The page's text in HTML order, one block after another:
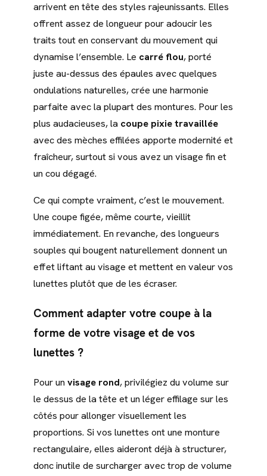
arrivent en tête des styles rajeunissants. Elles
offrent assez de longueur pour adoucir les
traits tout en conservant du mouvement qui
dynamise l’ensemble. Le carré flou, porté
juste au-dessus des épaules avec quelques
ondulations naturelles, crée une harmonie
parfaite avec la plupart des montures. Pour les
plus audacieuses, la coupe pixie travaillée
avec des mèches effilées apporte modernité et
fraîcheur, surtout si vous avez un visage fin et
un cou dégagé.
Ce qui compte vraiment, c’est le mouvement.
Une coupe figée, même courte, vieillit
immédiatement. En revanche, des longueurs
souples qui bougent naturellement donnent un
effet liftant au visage et mettent en valeur vos
lunettes plutôt que de les écraser.
Comment adapter votre coupe à la
forme de votre visage et de vos
lunettes ?
Pour un visage rond, privilégiez du volume sur
le dessus de la tête et un léger effilage sur les
côtés pour allonger visuellement les
proportions. Si vos lunettes ont une monture
rectangulaire, elles aideront déjà à structurer,
donc inutile de surcharger avec trop de volume